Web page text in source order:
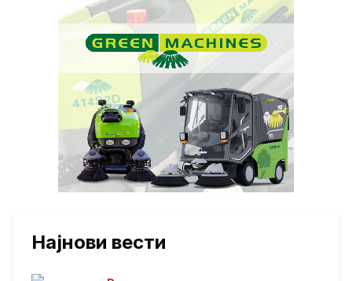
Најнови вести